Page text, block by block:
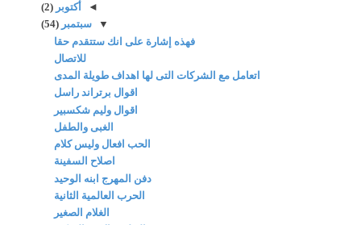
◄
أكتوبر(2)
▼سبتمبر(54)
فهذه إشارة على انك ستتقدم حقا
للاتصال
اتعامل مع الشركات التى لها اهداف طويلة المدى
اقوال برتراند راسل
اقوال وليم شكسبير
الغبى والطفل
الحب افعال وليس كلام
اصلاح السفينة
دفن المهرج ابنه الوحيد
الحرب العالمية الثانية
الغلام الصغير